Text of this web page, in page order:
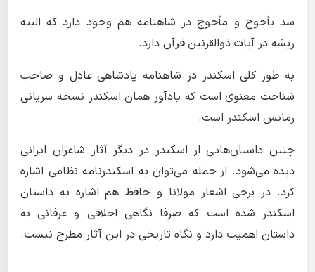
سد یأجوج و مأجوج در شاهنامه هم وجود دارد که البته
ریشه در آیات ذوالقرنین قرآن دارد.
به طور کلی اسکندر در شاهنامه پادشاهی عادل و صاحب
شناخت معنوی است که یادآور همان اسکندر نسخه سریانی
رمانس اسکندر است.
چنین داستان‌هایی از اسکندر در دیگر آثار شاعران ایرانی
دیده می‌شود. از جمله می‌توان به اسکندرنامه نظامی اشاره
کرد. در برخی اشعار مولانا و حافظ هم اشاره به داستان
اسکندر شده است که صرفا نگاهی اخلاقی و عرفانی به
داستان اهمیت دارد و نگاه تاریخی در این آثار مطرح نیست.